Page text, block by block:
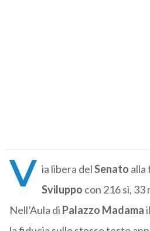
V ia libera delSenato alla
Sviluppo con 216 sì, 33
Nell’Aula di Palazzo Madama